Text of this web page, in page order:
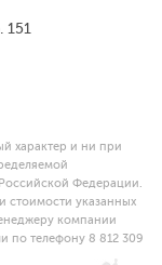
151
характер и ни при
Федерации.
указанных
компании
по телефону 8 812 309